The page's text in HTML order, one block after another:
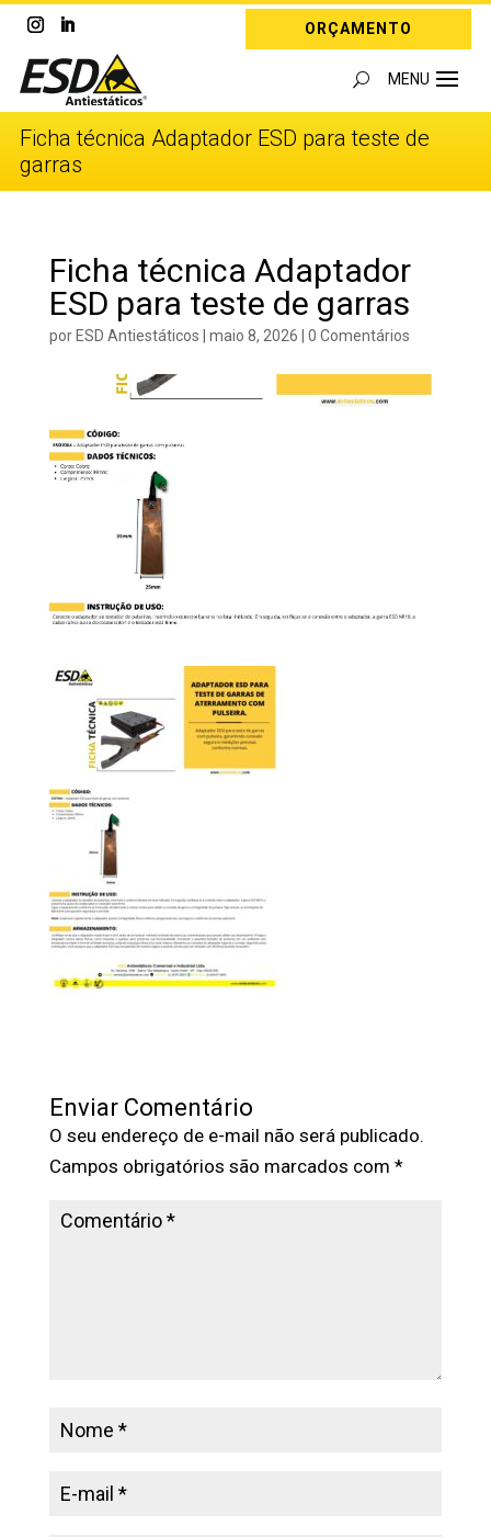
ORÇAMENTO
Ficha técnica Adaptador ESD para teste de
garras
Ficha técnica Adaptador
ESD para teste de garras
porESD Antiestáticos | maio 8, 2026 | 0 Comentários
Enviar Comentário
O seu endereço de e-mail não será publicado.
Campos obrigatórios são marcados com *